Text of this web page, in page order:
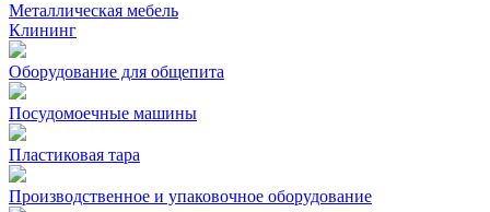
Металлическая мебель
Клининг
Оборудование для общепита
Посудомоечные машины
Пластиковая тара
Производственное и упаковочное оборудование